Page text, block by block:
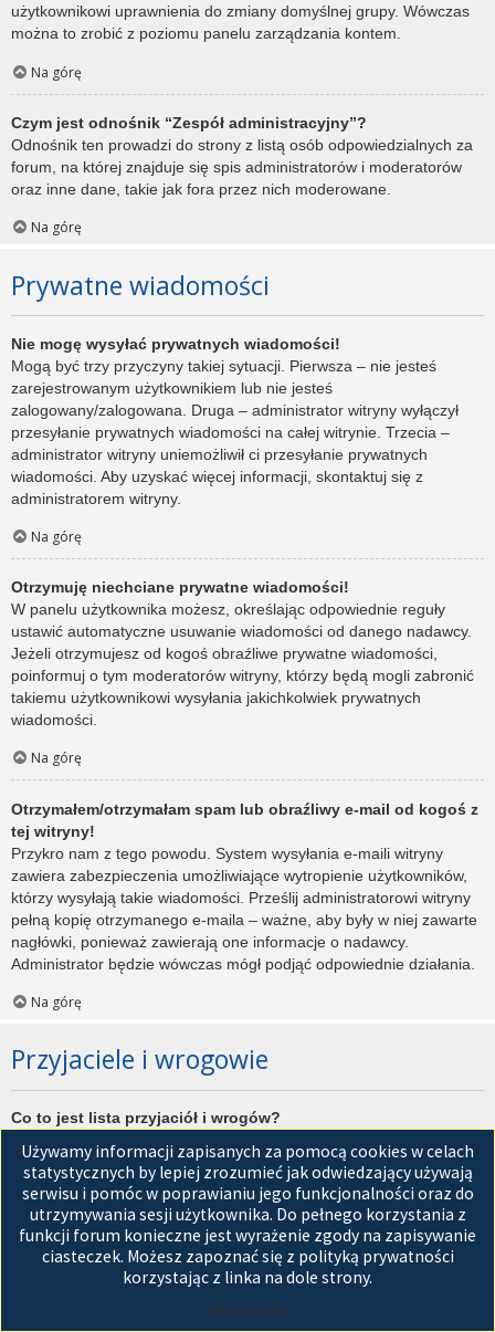
użytkownikowi uprawnienia do zmiany domyślnej grupy. Wówczas
można to zrobić z poziomu panelu zarządzania kontem.
Na górę
Czym jest odnośnik “Zespół administracyjny”?
Odnośnik ten prowadzi do strony z listą osób odpowiedzialnych za
forum, na której znajduje się spis administratorów i moderatorów
oraz inne dane, takie jak fora przez nich moderowane.
Na górę
Prywatne wiadomości
Nie mogę wysyłać prywatnych wiadomości!
Mogą być trzy przyczyny takiej sytuacji. Pierwsza – nie jesteś
zarejestrowanym użytkownikiem lub nie jesteś
zalogowany/zalogowana. Druga – administrator witryny wyłączył
przesyłanie prywatnych wiadomości na całej witrynie. Trzecia –
administrator witryny uniemożliwił ci przesyłanie prywatnych
wiadomości. Aby uzyskać więcej informacji, skontaktuj się z
administratorem witryny.
Na górę
Otrzymuję niechciane prywatne wiadomości!
W panelu użytkownika możesz, określając odpowiednie reguły
ustawić automatyczne usuwanie wiadomości od danego nadawcy.
Jeżeli otrzymujesz od kogoś obraźliwe prywatne wiadomości,
poinformuj o tym moderatorów witryny, którzy będą mogli zabronić
takiemu użytkownikowi wysyłania jakichkolwiek prywatnych
wiadomości.
Na górę
Otrzymałem/otrzymałam spam lub obraźliwy e-mail od kogoś z
tej witryny!
Przykro nam z tego powodu. System wysyłania e-maili witryny
zawiera zabezpieczenia umożliwiające wytropienie użytkowników,
którzy wysyłają takie wiadomości. Prześlij administratorowi witryny
pełną kopię otrzymanego e-maila – ważne, aby były w niej zawarte
nagłówki, ponieważ zawierają one informacje o nadawcy.
Administrator będzie wówczas mógł podjąć odpowiednie działania.
Na górę
Przyjaciele i wrogowie
Co to jest lista przyjaciół i wrogów?
użytkowników witryny. Użytkownicy dodani do listy przyjaciół będą
wyświetleni na karciePrzyjacieleznajdującej się w panelu
zarządzania kontem. Z tego poziomu można szybko sprawdzić ich
status, a także wysłać prywatną wiadomość. Zależnie od
używanego stylu witryny, posty tych użytkowników mogą być
wyróżniane. Jeśli użytkownik zostanie dodany do listy wrogów,
Używamy informacji zapisanych za pomocą cookies w celach
statystycznych by lepiej zrozumieć jak odwiedzający używają
serwisu i pomóc w poprawianiu jego funkcjonalności oraz do
utrzymywania sesji użytkownika. Do pełnego korzystania z
funkcji forum konieczne jest wyrażenie zgody na zapisywanie
ciasteczek. Możesz zapoznać się z polityką prywatności
korzystając z linka na dole strony.
Akceptuję